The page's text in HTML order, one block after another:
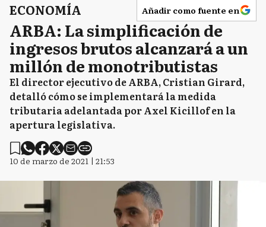
ECONOMÍA Añadir como fuente en
ARBA: La simplificación de
ingresos brutos alcanzará a un
millón de monotributistas
El director ejecutivo de ARBA, Cristian Girard,
detalló cómo se implementará la medida
tributaria adelantada por Axel Kicillof en la
apertura legislativa.
10 de marzo de 2021 | 21:53